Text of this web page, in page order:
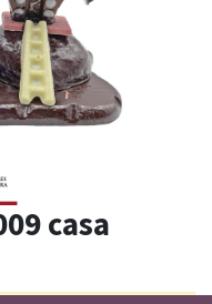
casa